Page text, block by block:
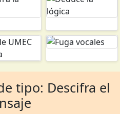
tipo: Descifra el